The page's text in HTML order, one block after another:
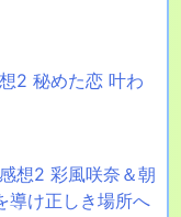
2 秘めた恋 叶わ
想2 彩風咲奈＆朝
導け正しき場所へ